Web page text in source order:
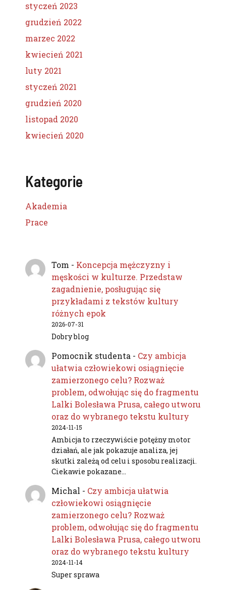
styczeń 2023
grudzień 2022
marzec 2022
kwiecień 2021
luty 2021
styczeń 2021
grudzień 2020
listopad 2020
kwiecień 2020
Kategorie
Akademia
Prace
Tom - Koncepcja mężczyzny i
męskości w kulturze. Przedstaw
zagadnienie, posługując się
przykładami z tekstów kultury
różnych epok
2026-07-31
Dobry blog
Pomocnik studenta - Czy ambicja
ułatwia człowiekowi osiągnięcie
zamierzonego celu? Rozważ
problem, odwołując się do fragmentu
Lalki Bolesława Prusa, całego utworu
oraz do wybranego tekstu kultury
2024-11-15
Ambicja to rzeczywiście potężny motor
działań, ale jak pokazuje analiza, jej
skutki zależą od celu i sposobu realizacji.
Ciekawie pokazane…
Michal - Czy ambicja ułatwia
człowiekowi osiągnięcie
zamierzonego celu? Rozważ
problem, odwołując się do fragmentu
Lalki Bolesława Prusa, całego utworu
oraz do wybranego tekstu kultury
2024-11-14
Super sprawa